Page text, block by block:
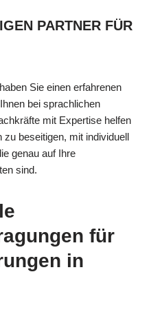
PARTNER FÜR
haben Sie einen erfahrenen
bei sprachlichen
mit Expertise helfen
zu beseitigen, mit individuell
genau auf Ihre
sind.
für
in